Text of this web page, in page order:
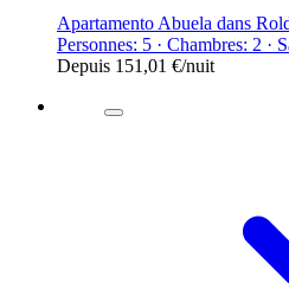
Apartamento Abuela dans
Personnes: 5 · Chambres: 2 ·
Depuis 151,01 €/nuit